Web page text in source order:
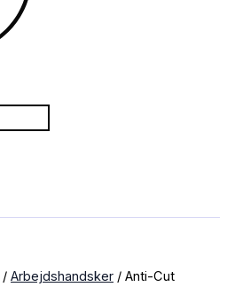
/ Arbejdshandsker / Anti-Cut